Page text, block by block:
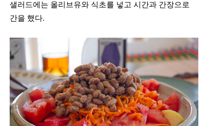
샐러드에는 올리브유와 식초를 넣고 시간과 간장으로
간을 했다.